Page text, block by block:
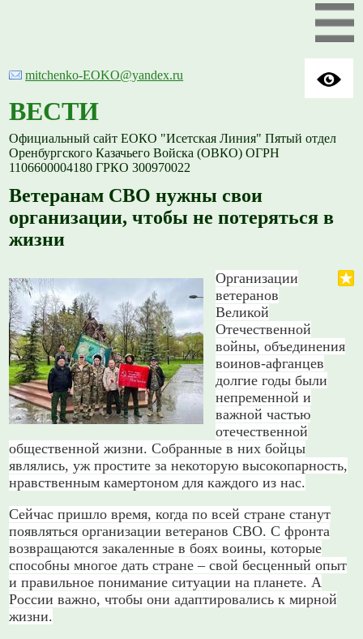
mitchenko-EOKO@yandex.ru
ВЕСТИ
Официальный сайт ЕОКО "Исетская Линия" Пятый отдел
Оренбургского Казачьего Войска (ОВКО) ОГРН
1106600004180 ГРКО 300970022
Ветеранам СВО нужны свои
организации, чтобы не потеряться в
жизни
Организации
ветеранов
Великой
Отечественной
войны, объединения
воинов-афганцев
долгие годы были
непременной и
важной частью
отечественной
общественной жизни. Собранные в них бойцы
являлись, уж простите за некоторую высокопарность,
нравственным камертоном для каждого из нас.
Сейчас пришло время, когда по всей стране станут
появляться организации ветеранов СВО. С фронта
возвращаются закаленные в боях воины, которые
способны многое дать стране – свой бесценный опыт
и правильное понимание ситуации на планете. А
России важно, чтобы они адаптировались к мирной
жизни.